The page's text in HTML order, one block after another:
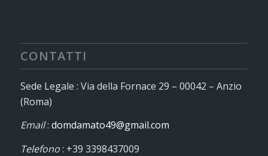
CONTATTI
Sede Legale : Via della Fornace 29 – 00042 – Anzio
(Roma)
Email: domdamato49@gmail.com
Telefono: +39 3398437009